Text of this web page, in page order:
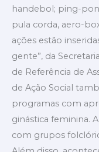
handebol; ping-
pula corda, aero-
ações estão
gente”, da
de Referência de
de Ação Social
programas com
ginástica feminina.
com grupos